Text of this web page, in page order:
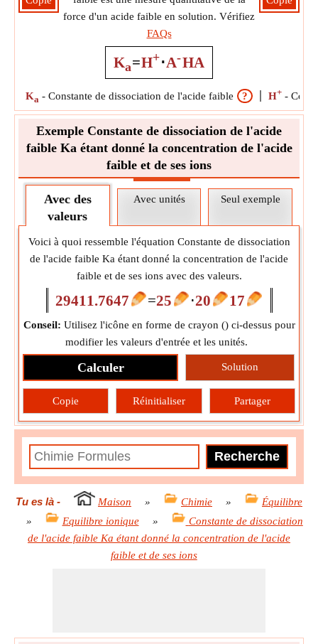
force d'un acide faible en solution. Vérifiez
FAQs
Ka=H+⋅A-HA
Ka - Constante de dissociation de l'acide faible ? H+ -
Exemple Constante de dissociation de l'acide
faible Ka étant donné la concentration de l'acide
faible et de ses ions
Avec des
valeurs
Avec unités Seul exemple
Voici à quoi ressemble l'équation Constante de dissociation
de l'acide faible Ka étant donné la concentration de l'acide
faible et de ses ions avec des valeurs.
29411.7647 =25 ⋅20 17
Conseil: Utilisez l'icône en forme de crayon () ci-dessus pour
modifier les valeurs d'entrée et les unités.
Calculer Solution
Copie Réinitialiser Partager
Tu es là - Maison » Chimie »
Équilibre
»
Equilibre ionique »
Constante de dissociation
de l'acide faible Ka étant donné la concentration de l'acide
faible et de ses ions